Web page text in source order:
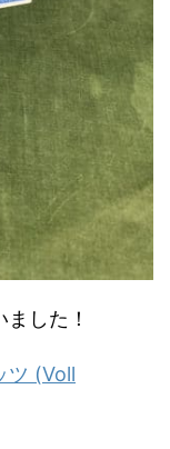
した！
ツ (Voll